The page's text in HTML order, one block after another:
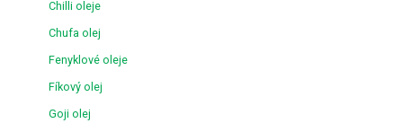
Chilli oleje
Chufa olej
Fenyklové oleje
Fíkový olej
Goji olej